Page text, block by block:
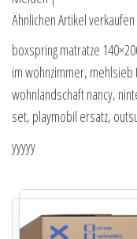
Ähnlichen Artikel verkaufen
boxspring matratze
im wohnzimmer,
wohnlandschaft nancy,
set, playmobil ersatz,
yyyyy